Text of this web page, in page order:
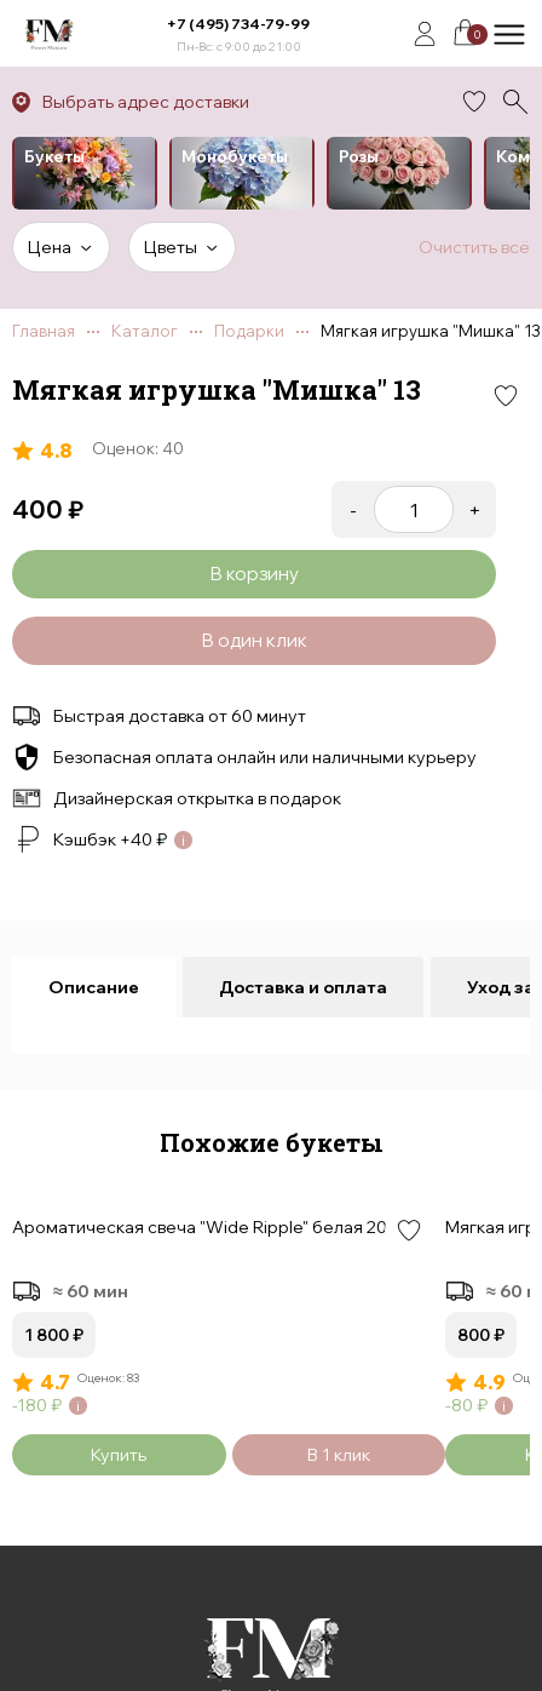
+7 (495) 734-79-99
Пн-Вс: с 9:00 до 21:00
0
Выбрать адрес доставки
Букеты Монобукеты Розы
Цена Цветы Очистить всё
Главная Каталог Подарки Мягкая игрушка "Мишка" 13
Мягкая игрушка "Мишка" 13
4.8 Оценок: 40
400 ₽ - +
В корзину
В один клик
Быстрая доставка от 60 минут
Безопасная оплата онлайн или наличными курьеру
Дизайнерская открытка в подарок
Кэшбэк +40 ₽
Описание Доставка и оплата Уход за
Похожие букеты
Ароматическая свеча "Wide Ripple" белая 200гр
≈ 60 мин
1 800₽
4.7 Оценок: 83
180 ₽
Купить В 1 клик
Мягкая
≈ 60
800₽
4.9
80 ₽